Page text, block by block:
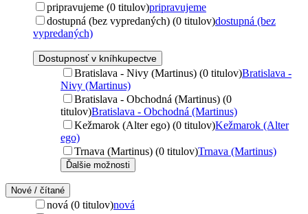
pripravujeme (0 titulov)pripravujeme
dostupná (bez vypredaných) (0 titulov)dostupná (bez
vypredaných)
Dostupnosť v kníhkupectve
Bratislava - Nivy (Martinus) (0 titulov)Bratislava -
Nivy (Martinus)
Bratislava - Obchodná (Martinus) (0
titulov)Bratislava - Obchodná (Martinus)
Kežmarok (Alter ego) (0 titulov)Kežmarok (Alter
ego)
Trnava (Martinus) (0 titulov)Trnava (Martinus)
Ďalšie možnosti
Nové / čítané
nová (0 titulov)nová